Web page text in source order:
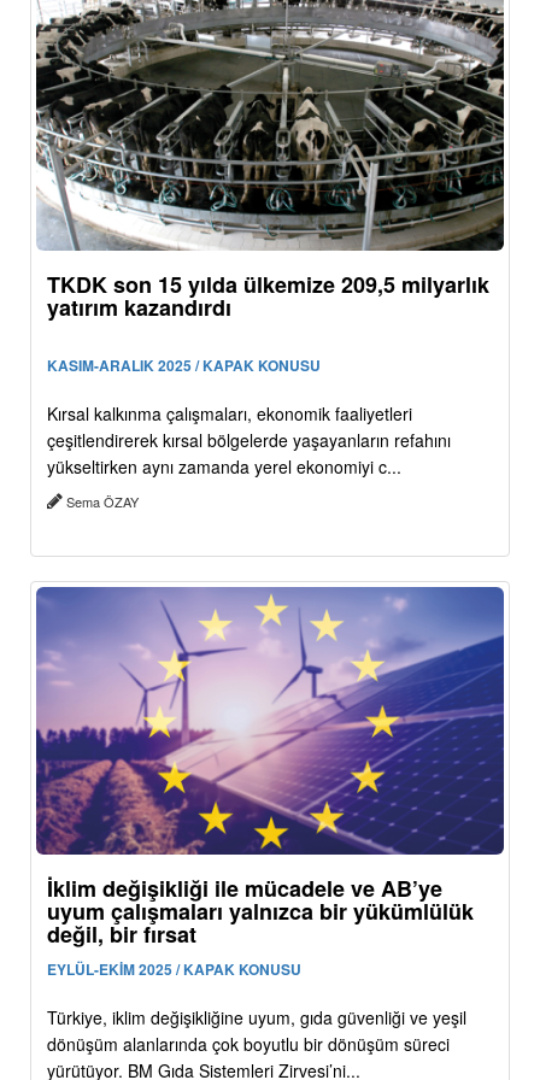
TKDK son 15 yılda ülkemize 209,5 milyarlık
yatırım kazandırdı
KASIM-ARALIK 2025 / KAPAK KONUSU
Kırsal kalkınma çalışmaları, ekonomik faaliyetleri
çeşitlendirerek kırsal bölgelerde yaşayanların refahını
yükseltirken aynı zamanda yerel ekonomiyi c...
Sema ÖZAY
İklim değişikliği ile mücadele ve AB’ye
uyum çalışmaları yalnızca bir yükümlülük
değil, bir fırsat
EYLÜL-EKİM 2025 / KAPAK KONUSU
Türkiye, iklim değişikliğine uyum, gıda güvenliği ve yeşil
dönüşüm alanlarında çok boyutlu bir dönüşüm süreci
yürütüyor. BM Gıda Sistemleri Zirvesi’ni...